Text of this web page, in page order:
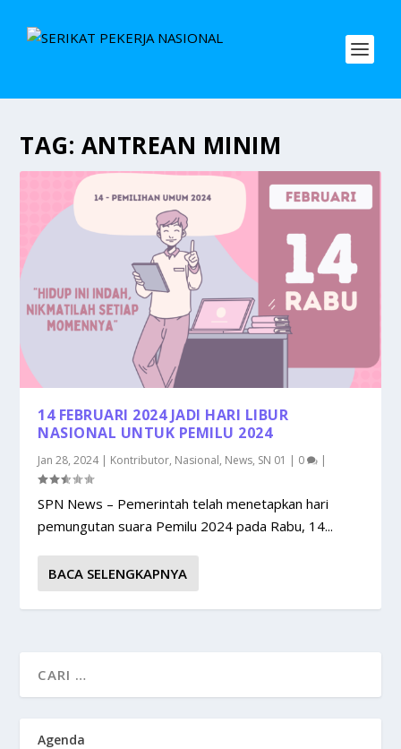
TAG: ANTREAN MINIM
14 FEBRUARI 2024 JADI HARI LIBUR
NASIONAL UNTUK PEMILU 2024
Jan 28, 2024| Kontributor, Nasional, News, SN 01 | 0 |
SPN News – Pemerintah telah menetapkan hari
pemungutan suara Pemilu 2024 pada Rabu, 14...
BACA SELENGKAPNYA
Agenda